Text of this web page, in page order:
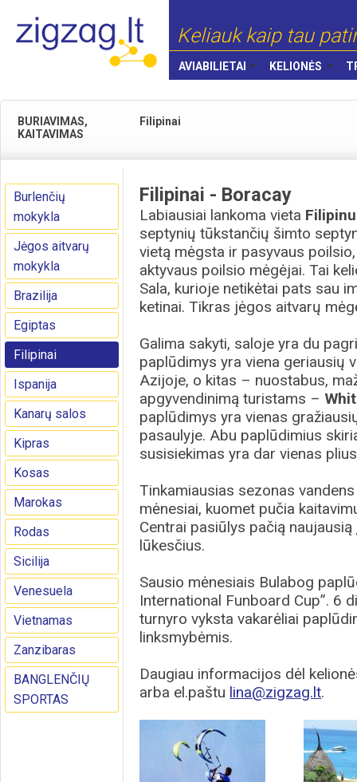
Keliauk kaip tau
AVIABILIETAI KELIONĖS
BURIAVIMAS,
KAITAVIMAS
Filipinai
Burlenčių
mokykla
Jėgos aitvarų
mokykla
Brazilija
Egiptas
Filipinai
Ispanija
Kanarų salos
Kipras
Kosas
Marokas
Rodas
Sicilija
Venesuela
Vietnamas
Zanzibaras
BANGLENČIŲ
SPORTAS
Filipinai - Boracay
Labiausiai lankoma vieta
septynių tūkstančių šimto
vietą mėgsta ir pasyvaus
aktyvaus poilsio mėgėjai. Tai
Sala, kurioje netikėtai pats sau
ketinai. Tikras jėgos aitvarų
Galima sakyti, saloje yra du
paplūdimys yra viena geriausių
Azijoje, o kitas – nuostabus,
apgyvendinimą turistams –
paplūdimys yra vienas
pasaulyje. Abu paplūdimius
susisiekimas yra dar vienas
Tinkamiausias sezonas
mėnesiai, kuomet pučia
Centrai pasiūlys pačią
lūkesčius.
Sausio mėnesiais Bulabog
International Funboard Cup”. 6
turnyro vyksta vakarėliai
linksmybėmis.
Daugiau informacijos dėl
arba el.paštu lina@zigzag.lt.